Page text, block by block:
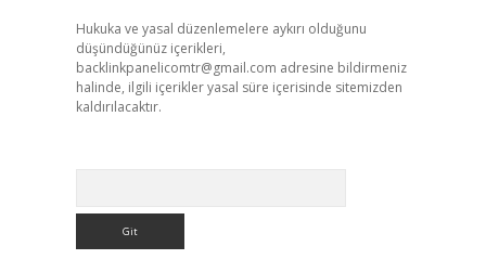
Hukuka ve yasal düzenlemelere aykırı olduğunu
düşündüğünüz içerikleri,
backlinkpanelicomtr@gmail.com adresine bildirmeniz
halinde, ilgili içerikler yasal süre içerisinde sitemizden
kaldırılacaktır.